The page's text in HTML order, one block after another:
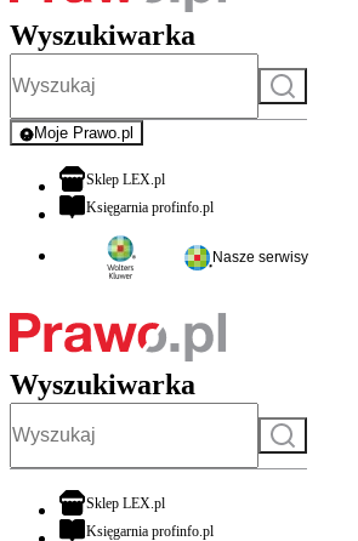
Wyszukiwarka
Szukaj
Moje Prawo.pl
- rejestracja i logowanie do serwisu
Sklep LEX.plotwiera się w nowej karcie
Księgarnia profinfo.plotwiera się w nowej karcie
Nasze serwisy
Wyszukiwarka
Szukaj
Sklep LEX.plotwiera się w nowej karcie
Księgarnia profinfo.plotwiera się w nowej karcie